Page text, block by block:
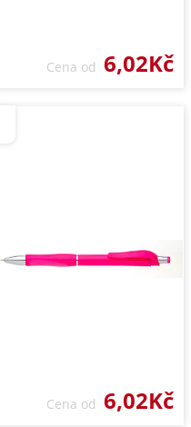
Cena od 6,02Kč
Cena od 6,02Kč